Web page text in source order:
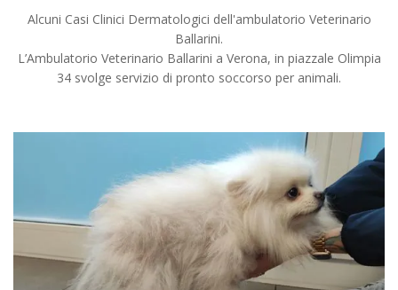
Alcuni Casi Clinici Dermatologici dell'ambulatorio Veterinario
Ballarini.
L’Ambulatorio Veterinario Ballarini a Verona, in piazzale Olimpia
34 svolge servizio di pronto soccorso per animali.